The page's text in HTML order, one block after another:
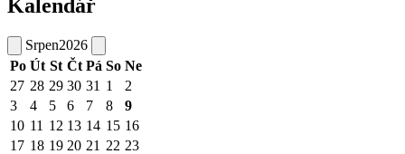
Kalendář
Srpen2026
Po Út St Čt Pá So Ne
27 28 29 30 31 1
2
3
4 5 6 7 8
9
10 11 12 13 14 15 16
17 18 19 20 21 22 23